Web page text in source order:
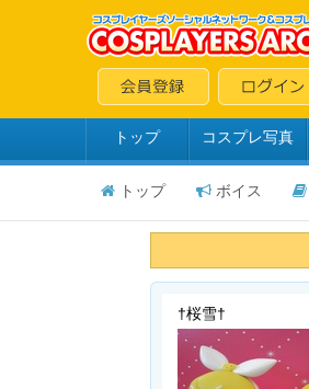
トップ コスプレ写真
トップ ボイス
†桜雪†